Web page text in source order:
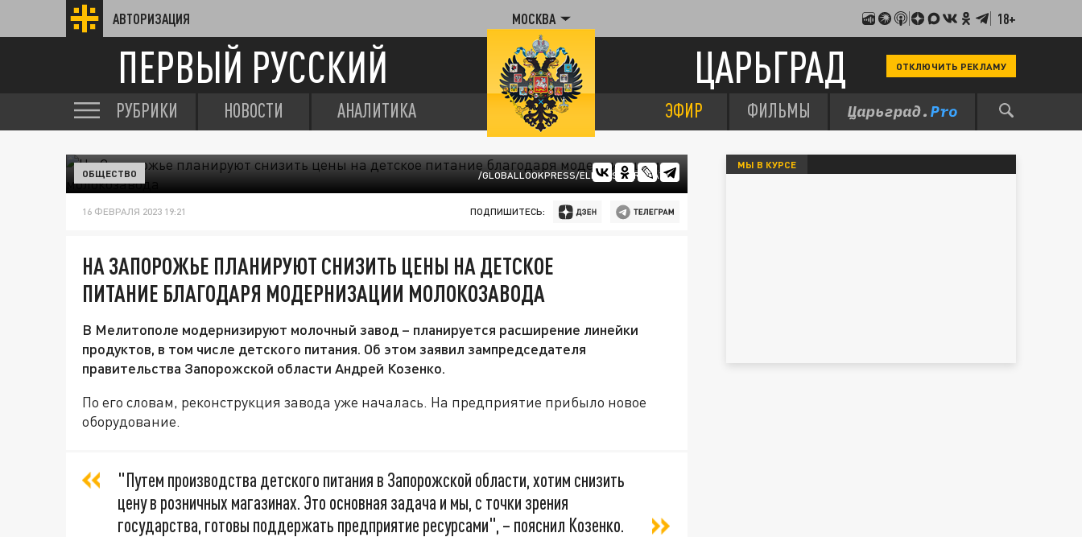
АВТОРИЗАЦИЯ МОСКВА 18+
ПЕРВЫЙ РУССКИЙ ЦАРЬГРАД ОТКЛЮЧИТЬ РЕКЛАМУ
РУБРИКИ НОВОСТИ АНАЛИТИКА ЭФИР ФИЛЬМЫ
/GLOBALLOOKPRESS/ELENA SIKORSKAYA
ОБЩЕСТВО
16 ФЕВРАЛЯ 2023 19:21 ПОДПИШИТЕСЬ:
НА ЗАПОРОЖЬЕ ПЛАНИРУЮТ СНИЗИТЬ ЦЕНЫ НА ДЕТСКОЕ
ПИТАНИЕ БЛАГОДАРЯ МОДЕРНИЗАЦИИ МОЛОКОЗАВОДА
В Мелитополе модернизируют молочный завод – планируется расширение линейки
продуктов, в том числе детского питания. Об этом заявил зампредседателя
правительства Запорожской области Андрей Козенко.
По его словам, реконструкция завода уже началась. На предприятие прибыло новое
оборудование.
"Путем производства детского питания в Запорожской области, хотим снизить
цену в розничных магазинах. Это основная задача и мы, с точки зрения
государства, готовы поддержать предприятие ресурсами", – пояснил Козенко.
МЫ В КУРСЕ